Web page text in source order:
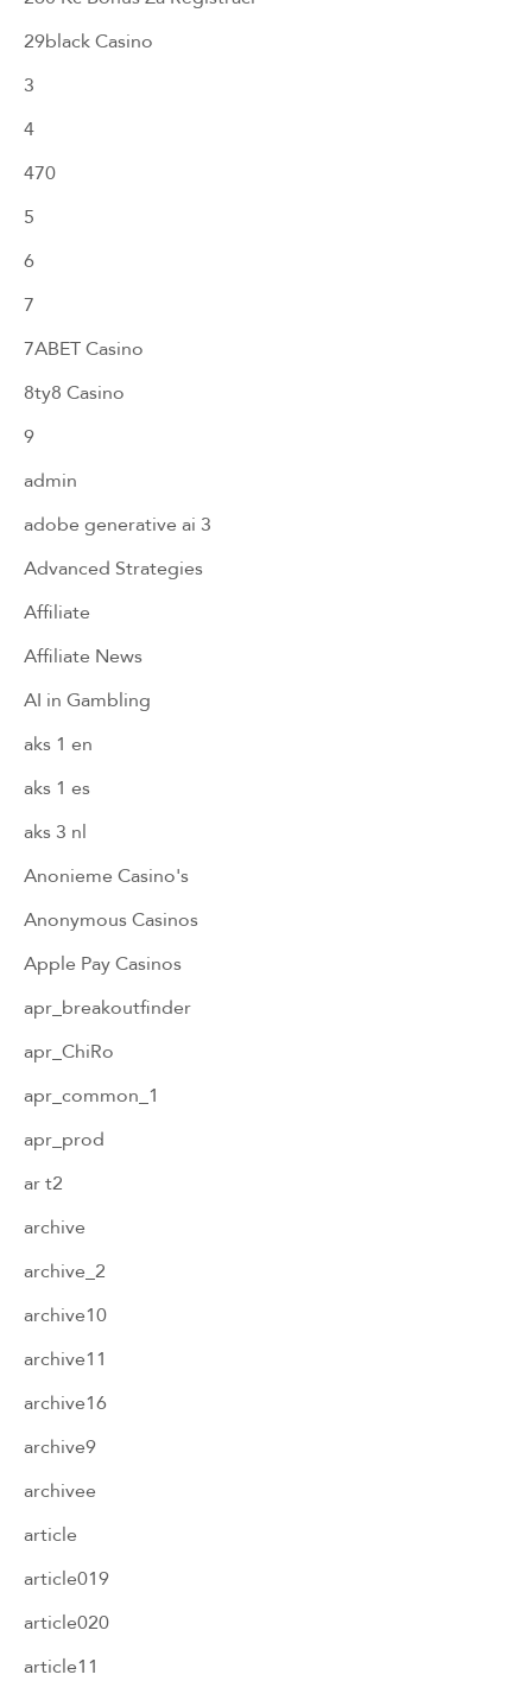
29black Casino
3
4
470
5
6
7
7ABET Casino
8ty8 Casino
9
admin
adobe generative ai 3
Advanced Strategies
Affiliate
Affiliate News
AI in Gambling
aks 1 en
aks 1 es
aks 3 nl
Anonieme Casino's
Anonymous Casinos
Apple Pay Casinos
apr_breakoutfinder
apr_ChiRo
apr_common_1
apr_prod
ar t2
archive
archive_2
archive10
archive11
archive16
archive9
archivee
article
article019
article020
article11